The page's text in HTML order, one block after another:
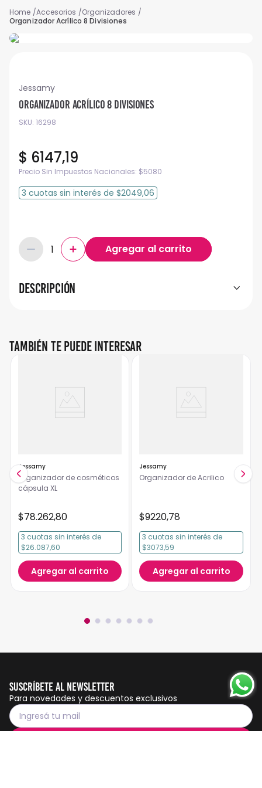
Accesorios
Organizadores
Organizador Acrílico 8 Divisiones
Jessamy
Organizador Acrílico 8 Divisiones
SKU: 16298
$ 6147,19
Precio Sin Impuestos Nacionales: $5080
3 cuotas sin interés de $2049,06
Descripción
También te puede interesar
Jessamy
Organizador de cosméticos
cápsula XL
$78.262,80
3 cuotas sin interés de
$26.087,60
Agregar al carrito
Jessamy
Organizador de Acrilico
$9220,78
3 cuotas sin interés de
$3073,59
Agregar al carrito
Suscríbete al Newsletter
Para novedades y descuentos exclusivos